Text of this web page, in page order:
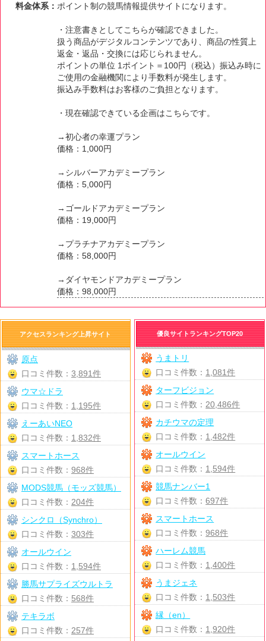
料金体系： ポイント制の競馬情報提供サイトになります。
・注意書きとしてこちらが確認できました。
扱う商品がデジタルコンテンツであり、商品の性質上
返金・返品・交換には応じられません。
ポイントの単位 1ポイント＝100円（税込）振込み時に
ご使用の金融機関により手数料が発生します。
振込み手数料はお客様のご負担となります。
・現在確認できている企画はこちらです。
→初心者の幸運プラン
価格：1,000円
→シルバーアカデミープラン
価格：5,000円
→ゴールドアカデミープラン
価格：19,000円
→プラチナアカデミープラン
価格：58,000円
→ダイヤモンドアカデミープラン
価格：98,000円
優良サイトランキングTOP20
うまトリ
口コミ件数： 1,081件
ターフビジョン
口コミ件数： 20,486件
カチウマの定理
口コミ件数： 1,482件
オールウイン
口コミ件数： 1,594件
競馬ナンバー1
口コミ件数：697件
スマートホース
口コミ件数：968件
ハーレム競馬
口コミ件数： 1,400件
うまジェネ
口コミ件数： 1,503件
縁（en）
口コミ件数： 1,920件
アクセスランキング上昇サイト
原点
口コミ件数： 3,891件
ウマ☆ドラ
口コミ件数： 1,195件
えーあいNEO
口コミ件数： 1,832件
スマートホース
口コミ件数： 968件
MODS競馬（モッズ競馬）
口コミ件数： 204件
シンクロ（Synchro）
口コミ件数： 303件
オールウイン
口コミ件数： 1,594件
勝馬サプライズウルトラ
口コミ件数： 568件
テキラボ
口コミ件数： 257件